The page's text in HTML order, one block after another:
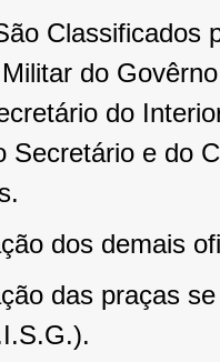
Classificados
do
do
Secretário e do
dos demais
das praças